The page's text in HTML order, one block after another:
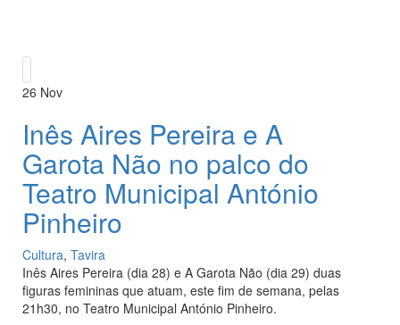
26 Nov
Inês Aires Pereira e A
Garota Não no palco do
Teatro Municipal António
Pinheiro
Cultura, Tavira
Inês Aires Pereira (dia 28) e A Garota Não (dia 29) duas
figuras femininas que atuam, este fim de semana, pelas
21h30, no Teatro Municipal António Pinheiro.